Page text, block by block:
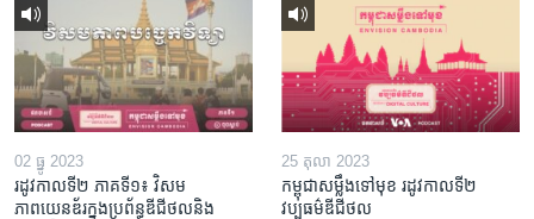
02 ធ្នូ 2023
រដូវកាលទី២ ភាគទី១៖ វិសម
ភាពយេនឌ័រក្នុងប្រព័ន្ធឌីជីថលនិង
25 តុលា 2023
កម្ពុជាសម្លឹងទៅមុខ រដូវកាលទី២
វប្បធម៌​ឌីជីថល